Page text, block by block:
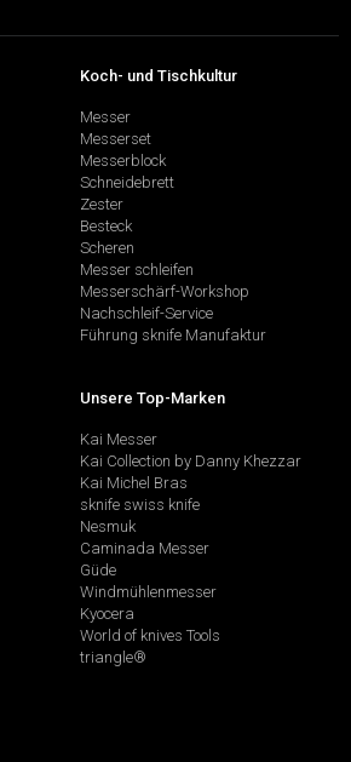
Koch- und Tischkultur
Messer
Messerset
Messerblock
Schneidebrett
Zester
Besteck
Scheren
Messer schleifen
Messerschärf-Workshop
Nachschleif-Service
Führung sknife Manufaktur
Unsere Top-Marken
Kai Messer
Kai Collection by Danny Khezzar
Kai Michel Bras
sknife swiss knife
Nesmuk
Caminada Messer
Güde
Windmühlenmesser
Kyocera
World of knives Tools
triangle®